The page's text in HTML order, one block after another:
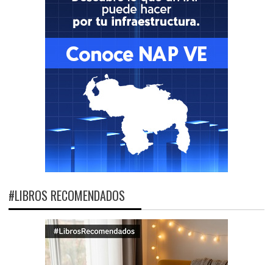
#LIBROS RECOMENDADOS